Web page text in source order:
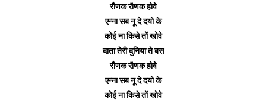
रौणक रौणक होवे
एन्ना सब नू दे दयो के
कोई ना किसे तों खोवे
दाता तेरी दुनिया ते बस
रौणक रौणक होवे
एन्ना सब नू दे दयो के
कोई ना किसे तों खोवे